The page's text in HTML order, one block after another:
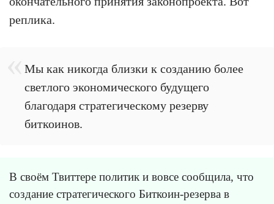
реплика.
Мы как никогда близки к созданию более
светлого экономического будущего
благодаря стратегическому резерву
биткоинов.
В своём Твиттере политик и вовсе сообщила, что
создание стратегического Биткоин-резерва в